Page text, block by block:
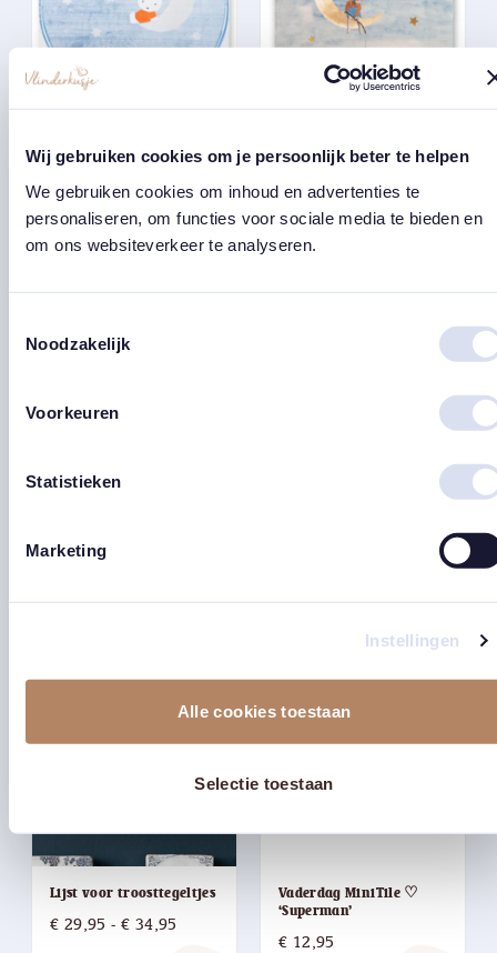
Wij gebruiken cookies om je persoonlijk beter te helpen
We gebruiken cookies om inhoud en advertenties te
personaliseren, om functies voor sociale media te bieden en
om ons websiteverkeer te analyseren.
Noodzakelijk
Voorkeuren
Statistieken
Marketing
Instellingen
Alle cookies toestaan
Selectie toestaan
maneschijn’ / Nijntje
27,50
vangen’ / met goud
*𝑡𝑖𝑗𝑑𝑒𝑙𝑖𝑗𝑘 𝑢𝑖𝑡𝑣𝑒𝑟𝑘𝑜𝑐ℎ𝑡
€32,50
east east
Lijst voor troosttegeltjes
€ 29,95 - € 34,95
Vaderdag MiniTile ♡
‘Superman’
€ 12,95